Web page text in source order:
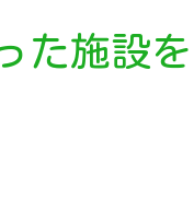
た施設を